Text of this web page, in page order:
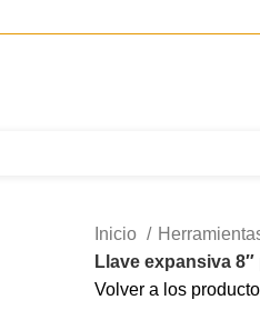
Inicio
Llave expansiva
Volver a los